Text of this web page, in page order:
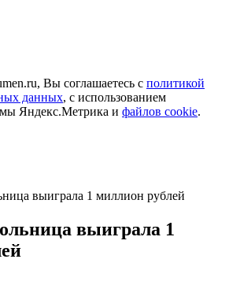
Вы соглашаетесь с политикой
данных, с использованием
Яндекс.Метрика и файлов cookie.
выиграла 1 миллион рублей
выиграла 1